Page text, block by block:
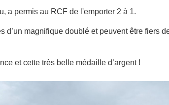
a permis au RCF de l'emporter 2 à 1.
magnifique doublé et peuvent être fiers
et cette très belle médaille d’argent !